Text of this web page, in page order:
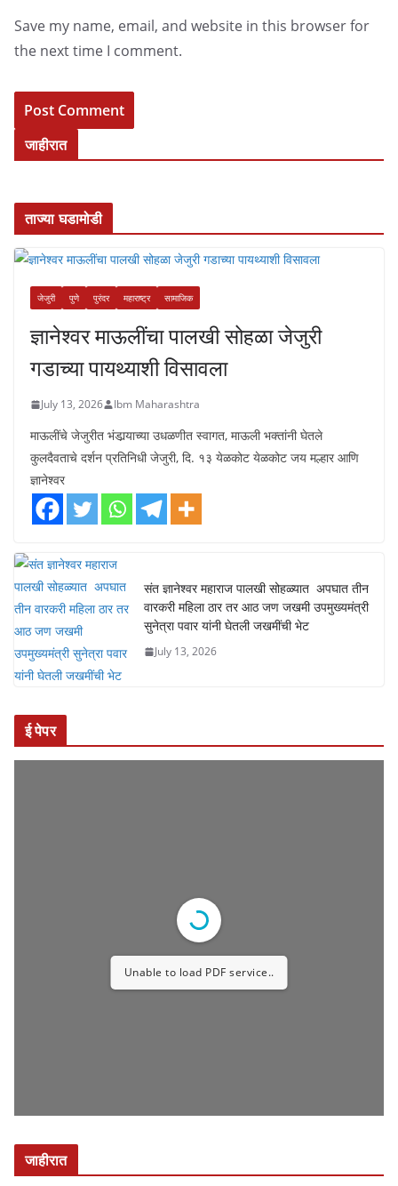
Save my name, email, and website in this browser for
the next time I comment.
जाहीरात
ताज्या घडामोडी
जेजुरी पुणे पुरंदर महाराष्ट्र सामाजिक
ज्ञानेश्वर माऊलींचा पालखी सोहळा जेजुरी
गडाच्या पायथ्याशी विसावला
July 13, 2026 Ibm Maharashtra
माऊलींचे जेजुरीत भंडार्‍याच्या उधळणीत स्वागत, माऊली भक्तांनी घेतले
कुलदैवताचे दर्शन प्रतिनिधी जेजुरी, दि. १३ येळकोट येळकोट जय मल्हार आणि
ज्ञानेश्वर
संत ज्ञानेश्वर महाराज पालखी सोहळ्यात अपघात तीन
वारकरी महिला ठार तर आठ जण जखमी उपमुख्यमंत्री
सुनेत्रा पवार यांनी घेतली जखमींची भेट
July 13, 2026
ई पेपर
Unable to load PDF service..
जाहीरात